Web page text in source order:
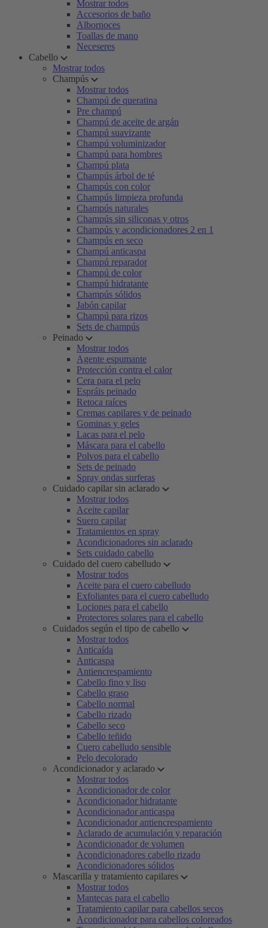
Mostrar todos
Accesorios de baño
Albornoces
Toallas de mano
Neceseres
Cabello
Mostrar todos
Champús
Mostrar todos
Champú de queratina
Pre champú
Champú de aceite de argán
Champú suavizante
Champú voluminizador
Champú para hombres
Champú plata
Champús árbol de té
Champús con color
Champús limpieza profunda
Champús naturales
Champús sin siliconas y otros
Champús y acondicionadores 2 en 1
Champús en seco
Champú anticaspa
Champú reparador
Champú de color
Champú hidratante
Champús sólidos
Jabón capilar
Champú para rizos
Sets de champús
Peinado
Mostrar todos
Agente espumante
Protección contra el calor
Cera para el pelo
Espráis peinado
Retoca raíces
Cremas capilares y de peinado
Gominas y geles
Lacas para el pelo
Máscara para el cabello
Polvos para el cabello
Sets de peinado
Spray ondas surferas
Cuidado capilar sin aclarado
Mostrar todos
Aceite capilar
Suero capilar
Tratamientos en spray
Acondicionadores sin aclarado
Sets cuidado cabello
Cuidado del cuero cabelludo
Mostrar todos
Aceite para el cuero cabelludo
Exfoliantes para el cuero cabelludo
Lociones para el cabello
Protectores solares para el cabello
Cuidados según el tipo de cabello
Mostrar todos
Anticaída
Anticaspa
Antiencrespamiento
Cabello fino y liso
Cabello graso
Cabello normal
Cabello rizado
Cabello seco
Cabello teñido
Cuero cabelludo sensible
Pelo decolorado
Acondicionador y aclarado
Mostrar todos
Acondicionador de color
Acondicionador hidratante
Acondicionador anticaspa
Acondicionador antiencrespamiento
Aclarado de acumulación y reparación
Acondicionador de volumen
Acondicionadores cabello rizado
Acondicionadores sólidos
Mascarilla y tratamiento capilares
Mostrar todos
Mantecas para el cabello
Tratamiento capilar para cabellos secos
Acondicionador para cabellos coloreados